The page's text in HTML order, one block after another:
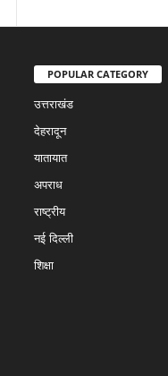
POPULAR CATEGORY
उत्तराखंड
देहरादून
यातायात
अपराध
राष्ट्रीय
नई दिल्ली
शिक्षा